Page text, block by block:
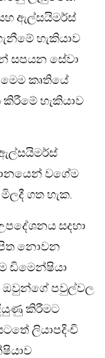
ඇල්සයිමර්ස්
හැකියාව
සපයන සේවා
මෙම කෘතියේ
හැකියාව
වගේම
ගත හැක.
සදහා
නොවන
ඩිමෙන්ෂියා
පවුල්වල
කිරීමට
ලියාපදිංචි